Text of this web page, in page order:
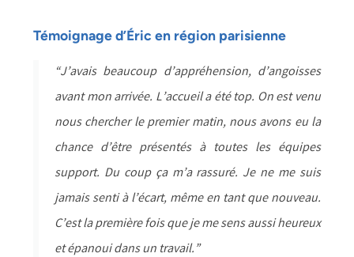
Témoignage d’Éric en région parisienne
“J’avais beaucoup d’appréhension, d’angoisses
avant mon arrivée. L’accueil a été top. On est venu
nous chercher le premier matin, nous avons eu la
chance d’être présentés à toutes les équipes
support. Du coup ça m’a rassuré. Je ne me suis
jamais senti à l’écart, même en tant que nouveau.
C’est la première fois que je me sens aussi heureux
et épanoui dans un travail.”